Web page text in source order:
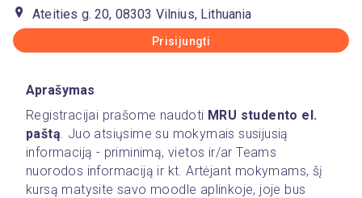
Ateities g. 20, 08303 Vilnius, Lithuania
Prisijungti
Aprašymas
Registracijai prašome naudoti MRU studento el.
paštą. Juo atsiųsime su mokymais susijusią
informaciją - priminimą, vietos ir/ar Teams
nuorodos informaciją ir kt. Artėjant mokymams, šį
kursą matysite savo moodle aplinkoje, joje bus